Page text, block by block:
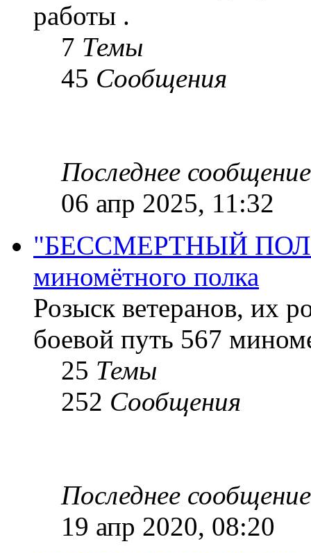
работы .
7 Темы
45 Сообщения
Последнее сообщение
06 апр 2025, 11:32
"БЕССМЕРТНЫЙ ПОЛК
миномётного полка
Розыск ветеранов, их
боевой путь 567
25 Темы
252 Сообщения
Последнее сообщение
19 апр 2020, 08:20